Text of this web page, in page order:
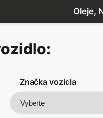
Oleje,
Značka vozidla